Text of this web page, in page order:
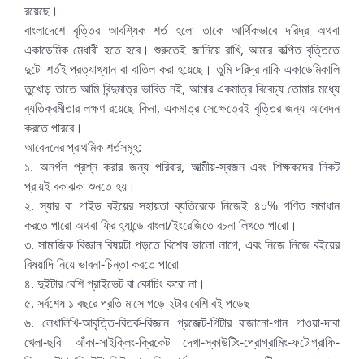
রয়েছে।
বাংলাদেশে বৃত্তির আবশ্যিক শর্ত হলো তাকে আর্থিকভাবে দরিদ্র অথবা
একাডেমিক মেধাবী হতে হবে। শুরুতেই জানিয়ে রাখি, আমার কল্পিত বৃত্তিতে
দুটো শর্তই প্রত্যাখ্যান বা বাতিল করা হয়েছে। তুমি দরিদ্র নাকি একাডেমিকালি
তুখোড় তাতে আমি বিন্দুমাত্র ভাবিত নই, আমার একমাত্র বিবেচ্য তোমার মধ্যে
ব্যতিক্রমীতার লক্ষণ রয়েছে কিনা, একমাত্র সেক্ষেত্রেই বৃত্তির জন্য আবেদন
করতে পারবে।
আবেদনের প্রাথমিক শর্তসমূহ:
১. অনর্গল প্রশ্ন করার জন্য পরিবার, আত্মীয়-স্বজন এবং শিক্ষকদের নিকট
প্রায়ই বকাঝকা শুনতে হয়।
২. স্যার বা গাইড বইয়ের সহায়তা ব্যতিরেকে নিজেই ৪০% গণিত সমাধান
করতে পারো অথবা ফ্রি হ্যান্ডে বাংলা/ইংরেজিতে রচনা লিখতে পারো।
৩. সামাজিক বিজ্ঞান বিষয়টা পড়তে বিশেষ ভালো লাগে, এবং নিজে নিজে বইয়ের
বিষয়াদি নিয়ে ভাবনা-চিন্তা করতে পারো
৪. দুইটার বেশি প্রাইভেট বা কোচিং করো না।
৫. সর্বশেষ ১ বছরে প্রতি মাসে গড়ে ২টার বেশি বই পড়েছ
৬. লেখালিখি-আবৃত্তি-বিতর্ক-বিজ্ঞান প্রজেক্ট-গিটার বাজানো-গান গাওয়া-দাবা
খেলা-ছবি আঁকা-সাইক্লিং-ক্রিকেট দেখা-স্কাউটিং-প্রোগ্রামিং-ফটোগ্রাফি-